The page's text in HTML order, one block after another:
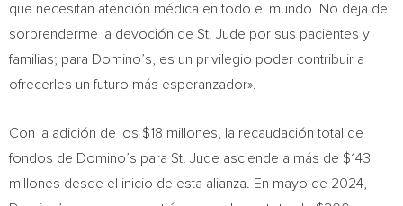
que necesitan atención médica en todo el mundo. No deja de
sorprenderme la devoción de St. Jude por sus pacientes y
familias; para Domino’s, es un privilegio poder contribuir a
ofrecerles un futuro más esperanzador».
Con la adición de los $18 millones, la recaudación total de
fondos de Domino’s para St. Jude asciende a más de $143
millones desde el inicio de esta alianza. En mayo de 2024,